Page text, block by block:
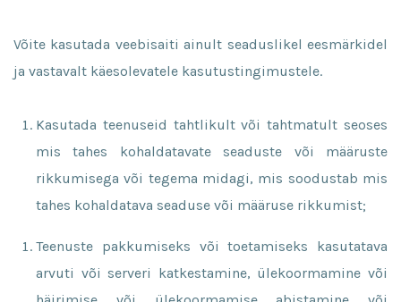
Võite kasutada veebisaiti ainult seaduslikel eesmärkidel
ja vastavalt käesolevatele kasutustingimustele.
Kasutada teenuseid tahtlikult või tahtmatult seoses
mis tahes kohaldatavate seaduste või määruste
rikkumisega või tegema midagi, mis soodustab mis
tahes kohaldatava seaduse või määruse rikkumist;
Teenuste pakkumiseks või toetamiseks kasutatava
arvuti või serveri katkestamine, ülekoormamine või